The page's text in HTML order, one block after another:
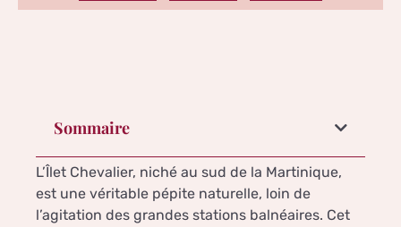
Sommaire
L’Îlet Chevalier, niché au sud de la Martinique,
est une véritable pépite naturelle, loin de
l’agitation des grandes stations balnéaires. Cet